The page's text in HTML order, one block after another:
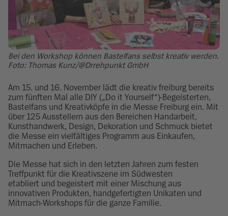
Bei den Workshop können Bastelfans selbst kreativ werden.
Foto: Thomas Kunz/@Drrehpunkt GmbH
Am 15. und 16. November lädt die kreativ freiburg bereits
zum fünften Mal alle DIY („Do it Yourself“)-Begeisterten,
Bastelfans und Kreativköpfe in die Messe Freiburg ein. Mit
über 125 Ausstellern aus den Bereichen Handarbeit,
Kunsthandwerk, Design, Dekoration und Schmuck bietet
die Messe ein vielfältiges Programm aus Einkaufen,
Mitmachen und Erleben.
Die Messe hat sich in den letzten Jahren zum festen
Treffpunkt für die Kreativszene im Südwesten
etabliert und begeistert mit einer Mischung aus
innovativen Produkten, handgefertigten Unikaten und
Mitmach-Workshops für die ganze Familie.